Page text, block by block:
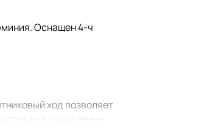
Оснащен 4-ч
ход позволяет
смена пилок